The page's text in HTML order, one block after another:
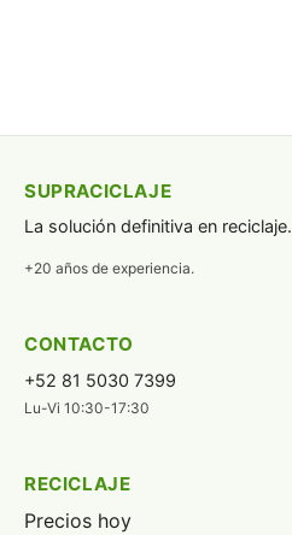
SUPRACICLAJE
La solución definitiva en reciclaje.
+20 años de experiencia.
CONTACTO
+52 81 5030 7399
Lu-Vi 10:30-17:30
RECICLAJE
Precios hoy